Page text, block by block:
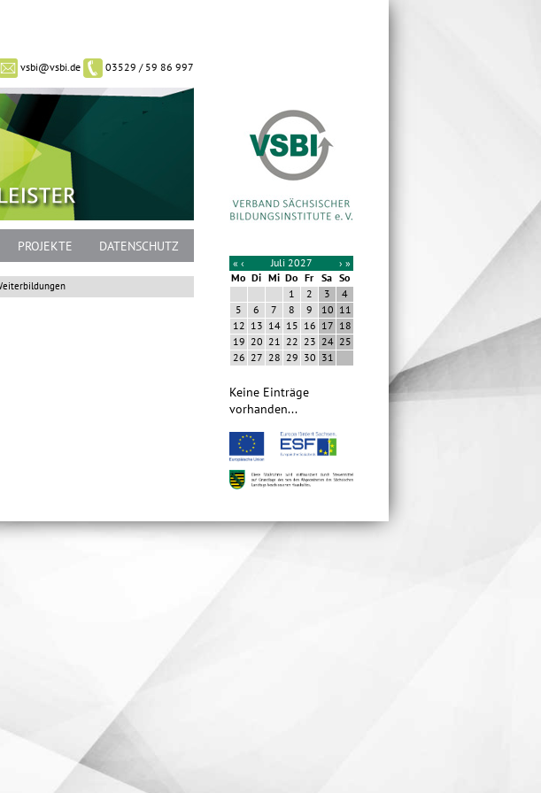
vsbi@vsbi.de 03529 / 59 86 997
PROJEKTE DATENSCHUTZ
« ‹ Juli 2027 › »
Mo Di Mi Do Fr Sa So
1
2 3
4
5
6 7 8 9 10 11
12 13 14 15 16 17 18
19 20 21 22 23 24 25
26 27 28 29 30 31
Keine Einträge
vorhanden...